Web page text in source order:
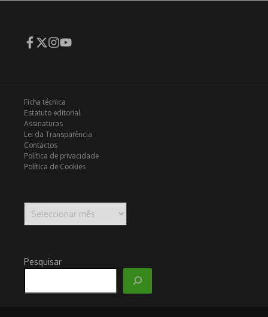
Ficha técnica
Estatuto editorial
Assinaturas
Lei da Transparência
Contactos
Política de privacidade
Política de Cookies
Pesquisar